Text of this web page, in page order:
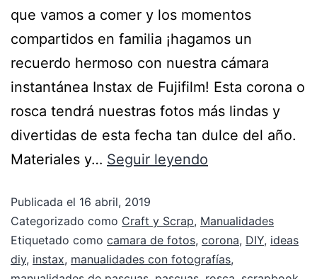
que vamos a comer y los momentos
compartidos en familia ¡hagamos un
recuerdo hermoso con nuestra cámara
instantánea Instax de Fujifilm! Esta corona o
rosca tendrá nuestras fotos más lindas y
divertidas de esta fecha tan dulce del año.
Materiales y… Seguir leyendo
Publicada el 16 abril, 2019
Categorizado como Craft y Scrap, Manualidades
Etiquetado como camara de fotos, corona, DIY, ideas
diy, instax, manualidades con fotografías,